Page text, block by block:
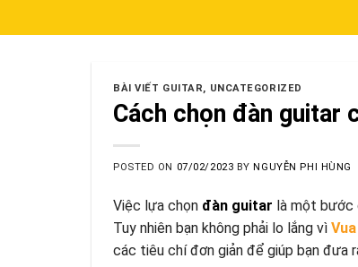
BÀI VIẾT GUITAR, UNCATEGORIZED
Cách chọn đàn guitar
POSTED ON 07/02/2023 BYNGUYỄN PHI HÙNG
Việc lựa chọn đàn guitar là một bước
Tuy nhiên bạn không phải lo lắng vì
các tiêu chí đơn giản để giúp bạn đưa